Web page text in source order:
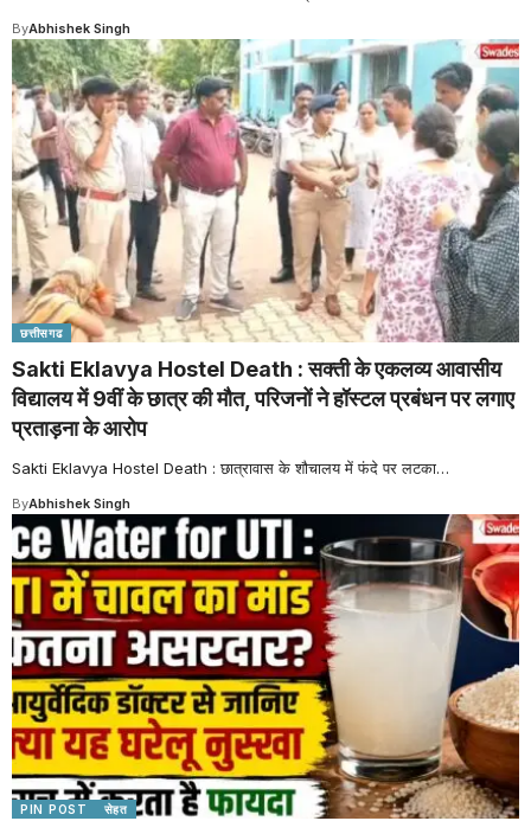
ByAbhishek Singh
छत्तीसगढ
Sakti Eklavya Hostel Death : सक्ती के एकलव्य आवासीय
विद्यालय में 9वीं के छात्र की मौत, परिजनों ने हॉस्टल प्रबंधन पर लगाए
प्रताड़ना के आरोप
Sakti Eklavya Hostel Death : छात्रावास के शौचालय में फंदे पर लटका…
ByAbhishek Singh
PIN POST सेहत